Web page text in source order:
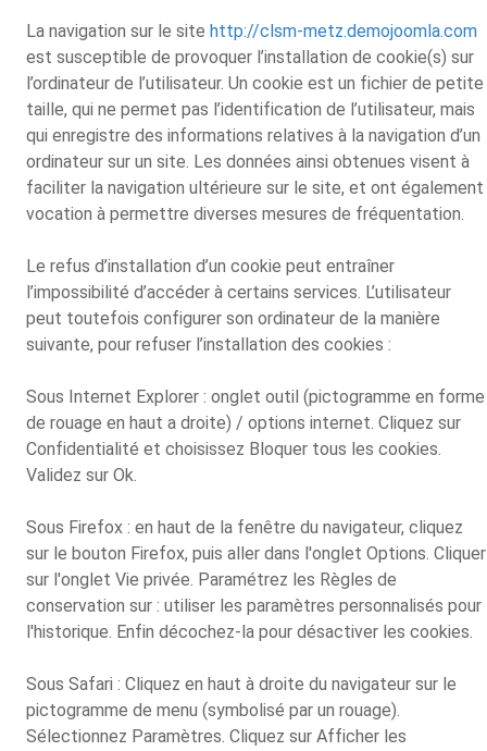
La navigation sur le site http://clsm-metz.demojoomla.com
est susceptible de provoquer l’installation de cookie(s) sur
l’ordinateur de l’utilisateur. Un cookie est un fichier de petite
taille, qui ne permet pas l’identification de l’utilisateur, mais
qui enregistre des informations relatives à la navigation d’un
ordinateur sur un site. Les données ainsi obtenues visent à
faciliter la navigation ultérieure sur le site, et ont également
vocation à permettre diverses mesures de fréquentation.
Le refus d’installation d’un cookie peut entraîner
l’impossibilité d’accéder à certains services. L’utilisateur
peut toutefois configurer son ordinateur de la manière
suivante, pour refuser l’installation des cookies :
Sous Internet Explorer : onglet outil (pictogramme en forme
de rouage en haut a droite) / options internet. Cliquez sur
Confidentialité et choisissez Bloquer tous les cookies.
Validez sur Ok.
Sous Firefox : en haut de la fenêtre du navigateur, cliquez
sur le bouton Firefox, puis aller dans l'onglet Options. Cliquer
sur l'onglet Vie privée. Paramétrez les Règles de
conservation sur : utiliser les paramètres personnalisés pour
l'historique. Enfin décochez-la pour désactiver les cookies.
Sous Safari : Cliquez en haut à droite du navigateur sur le
pictogramme de menu (symbolisé par un rouage).
Sélectionnez Paramètres. Cliquez sur Afficher les